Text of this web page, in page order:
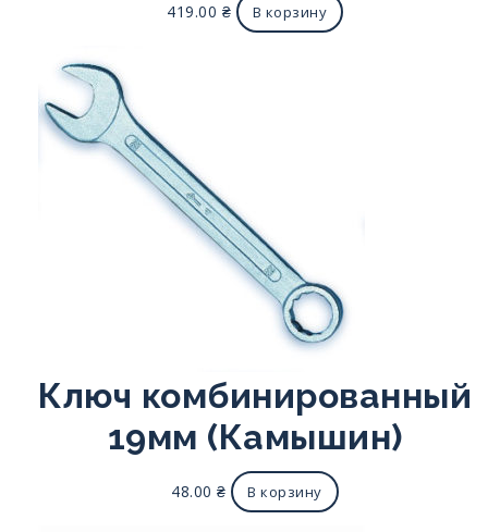
419.00 ₴ В корзину
Ключ комбинированный
19мм (Камышин)
48.00₴ В корзину